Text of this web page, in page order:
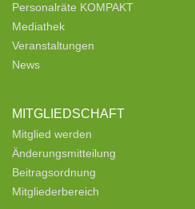
Personalräte KOMPAKT
Mediathek
Veranstaltungen
News
MITGLIEDSCHAFT
Mitglied werden
Änderungsmitteilung
Beitragsordnung
Mitgliederbereich